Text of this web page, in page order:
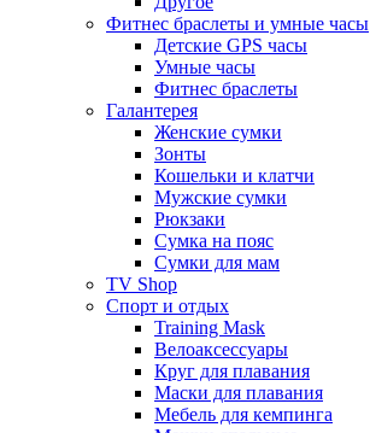
Фитнес браслеты и умные часы
Детские GPS часы
Умные часы
Фитнес браслеты
Галантерея
Женские сумки
Зонты
Кошельки и клатчи
Мужские сумки
Рюкзаки
Сумка на пояс
Сумки для мам
TV Shop
Спорт и отдых
Training Mask
Велоаксессуары
Круг для плавания
Маски для плавания
Мебель для кемпинга